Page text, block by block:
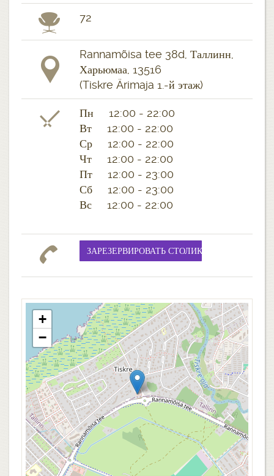
72
Rannamõisa tee 38d, Таллинн,
Харьюмаа, 13516
(Tiskre Ärimaja 1.-й этаж)
Пн 12:00 - 22:00
Вт 12:00 - 22:00
Ср 12:00 - 22:00
Чт 12:00 - 22:00
Пт 12:00 - 23:00
Сб 12:00 - 23:00
Вс 12:00 - 22:00
+
−